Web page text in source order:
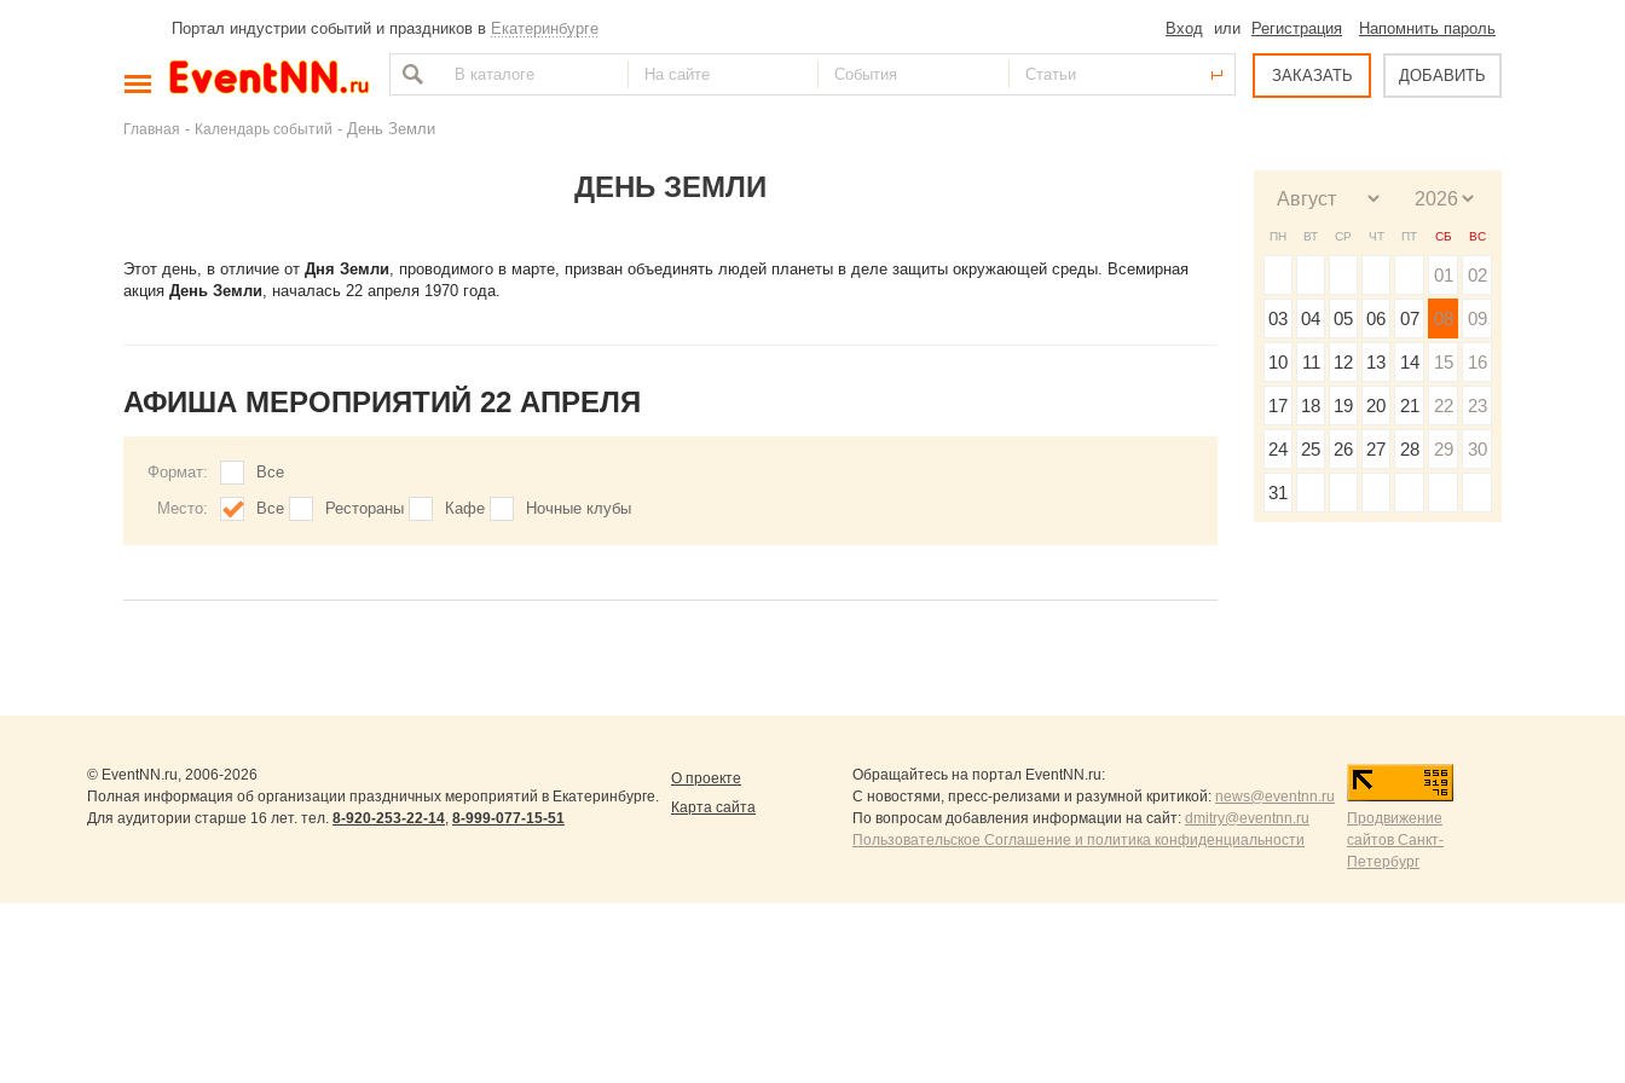
Портал индустрии событий и праздников в Екатеринбурге Вход или Регистрация Напомнить пароль
ЗАКАЗАТЬ ДОБАВИТЬ
Главная - Календарь событий - День Земли
ДЕНЬ ЗЕМЛИ
Этот день, в отличие от Дня Земли, проводимого в марте, призван объединять людей планеты в деле защиты окружающей среды. Всемирная
акция День Земли, началась 22 апреля 1970 года.
АФИША МЕРОПРИЯТИЙ 22 АПРЕЛЯ
Формат:
Все
Место:
Все Рестораны Кафе Ночные клубы
ПН ВТ СР ЧТ ПТ СБ ВС
01 02
03 04 05 06 07 08 09
10 11 12 13 14 15 16
17 18 19 20 21 22 23
24 25 26 27 28 29 30
31
© EventNN.ru, 2006-2026
Полная информация об организации праздничных мероприятий в Екатеринбурге.
Для аудитории старше 16 лет. тел. 8-920-253-22-14, 8-999-077-15-51
О проекте
Карта сайта
Обращайтесь на портал EventNN.ru:
С новостями, пресс-релизами и разумной критикой: news@eventnn.ru
По вопросам добавления информации на сайт: dmitry@eventnn.ru
Пользовательское Соглашение и политика конфиденциальности
Продвижение
сайтов Санкт-
Петербург